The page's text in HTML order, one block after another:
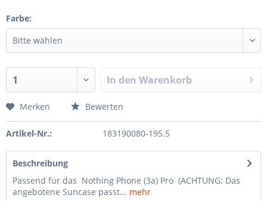
Farbe:
In den Warenkorb
Merken Bewerten
Artikel-Nr.: 183190080-195.5
Beschreibung
Passend für das Nothing Phone (3a) Pro (ACHTUNG: Das
angebotene Suncase passt... mehr